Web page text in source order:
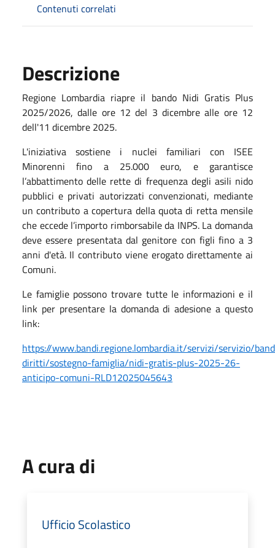
Contenuti correlati
Descrizione
Regione Lombardia riapre il bando Nidi Gratis Plus
2025/2026, dalle ore 12 del 3 dicembre alle ore 12
dell'11 dicembre 2025.
L'iniziativa sostiene i nuclei familiari con ISEE
Minorenni fino a 25.000 euro, e garantisce
l’abbattimento delle rette di frequenza degli asili nido
pubblici e privati autorizzati convenzionati, mediante
un contributo a copertura della quota di retta mensile
che eccede l’importo rimborsabile da INPS. La domanda
deve essere presentata dal genitore con figli fino a 3
anni d'età. Il contributo viene erogato direttamente ai
Comuni.
Le famiglie possono trovare tutte le informazioni e il
link per presentare la domanda di adesione a questo
link:
https://www.bandi.regione.lombardia.it/servizi/servizio/
diritti/sostegno-famiglia/nidi-gratis-plus-2025-26-
anticipo-comuni-RLD12025045643
A cura di
Ufficio Scolastico